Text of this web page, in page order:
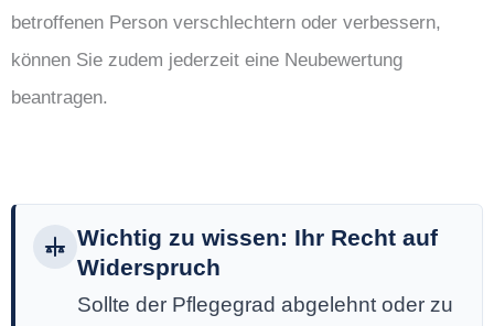
betroffenen Person verschlechtern oder verbessern,
können Sie zudem jederzeit eine Neubewertung
beantragen.
Wichtig zu wissen: Ihr Recht auf
Widerspruch
Sollte der Pflegegrad abgelehnt oder zu